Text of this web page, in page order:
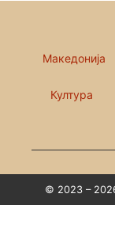
Македонија
Култура
© 2023 –